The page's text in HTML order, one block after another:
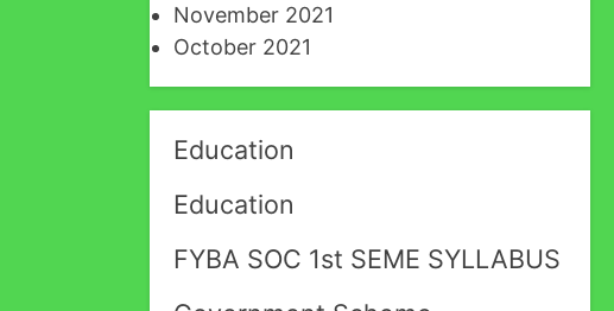
November 2021
October 2021
Education
Education
FYBA SOC 1st SEME SYLLABUS